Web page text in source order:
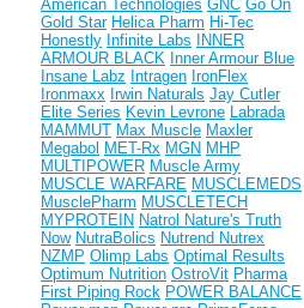
American Technologies GNC Go On
Gold Star Helica Pharm Hi-Tec
Honestly Infinite Labs
INNER
ARMOUR BLACK Inner Armour Blue
Insane Labz Intragen IronFlex
Ironmaxx Irwin Naturals Jay Cutler
Elite Series Kevin Levrone Labrada
MAMMUT Max Muscle Maxler
Megabol MET-Rx MGN MHP
MULTIPOWER Muscle Army
MUSCLE WARFARE MUSCLEMEDS
MusclePharm MUSCLETECH
MYPROTEIN Natrol Nature's Truth
Now NutraBolics Nutrend Nutrex
NZMP Olimp Labs Optimal Results
Optimum Nutrition OstroVit Pharma
First Piping Rock POWER BALANCE